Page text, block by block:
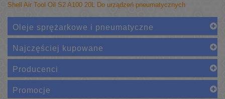
Shell Air Tool Oil S2 A100 20L Do urządzeń pneumatycznych
Oleje sprężarkowe i pneumatyczne
Najczęściej kupowane
Producenci
Promocje